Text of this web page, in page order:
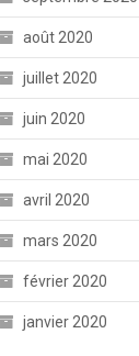
août 2020
juillet 2020
juin 2020
mai 2020
avril 2020
mars 2020
février 2020
janvier 2020